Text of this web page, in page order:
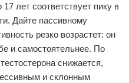
лет соответствует пику в
Дайте пассивному
резко возрастет: он
и самостоятельнее. По
снижается,
и склонным